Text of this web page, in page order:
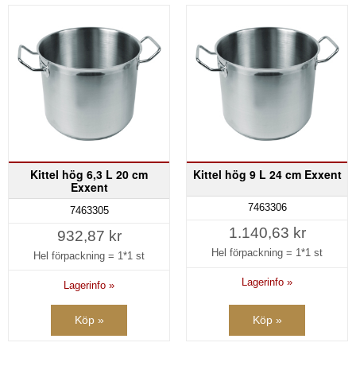
Kittel hög 6,3 L 20 cm
Exxent
7463305
932,87 kr
Hel förpackning = 1*1 st
Lagerinfo »
Köp »
Kittel hög 9 L 24 cm Exxent
7463306
1.140,63 kr
Hel förpackning = 1*1 st
Lagerinfo »
Köp »